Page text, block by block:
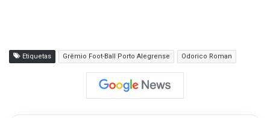
Etiquetas Grêmio Foot-Ball Porto Alegrense Odorico Roman